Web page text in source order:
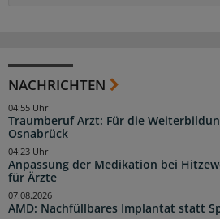
NACHRICHTEN
Traumberuf Arzt: Für die
Osnabrück
04:55 Uhr
Anpassung der Medikation bei
für Ärzte
04:23 Uhr
AMD: Nachfüllbares Implantat statt
07.08.2026